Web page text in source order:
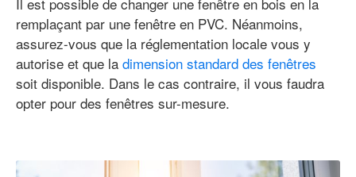
remplaçant par une fenêtre en PVC. Néanmoins,
assurez-vous que la réglementation locale vous y
autorise et que la dimension standard des fenêtres
soit disponible. Dans le cas contraire, il vous faudra
opter pour des fenêtres sur-mesure.